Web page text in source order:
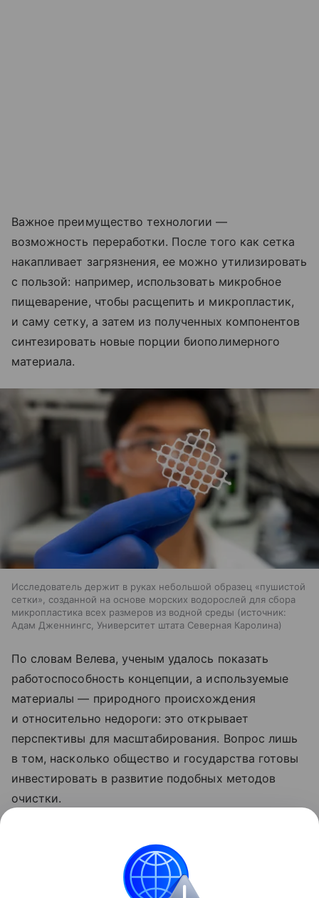
Важное преимущество технологии —
возможность переработки. После того как сетка
накапливает загрязнения, ее можно утилизировать
с пользой: например, использовать микробное
пищеварение, чтобы расщепить и микропластик,
и саму сетку, а затем из полученных компонентов
синтезировать новые порции биополимерного
материала.
Исследователь держит в руках небольшой образец «пушистой
сетки», созданной на основе морских водорослей для сбора
микропластика всех размеров из водной среды
источник:
Адам Дженнингс, Университет штата Северная Каролина
По словам Велева, ученым удалось показать
работоспособность концепции, а используемые
материалы — природного происхождения
и относительно недороги: это открывает
перспективы для масштабирования. Вопрос лишь
в том, насколько общество и государства готовы
инвестировать в развитие подобных методов
очистки.
микропластик образуется в 16 раз быстрее, чем в